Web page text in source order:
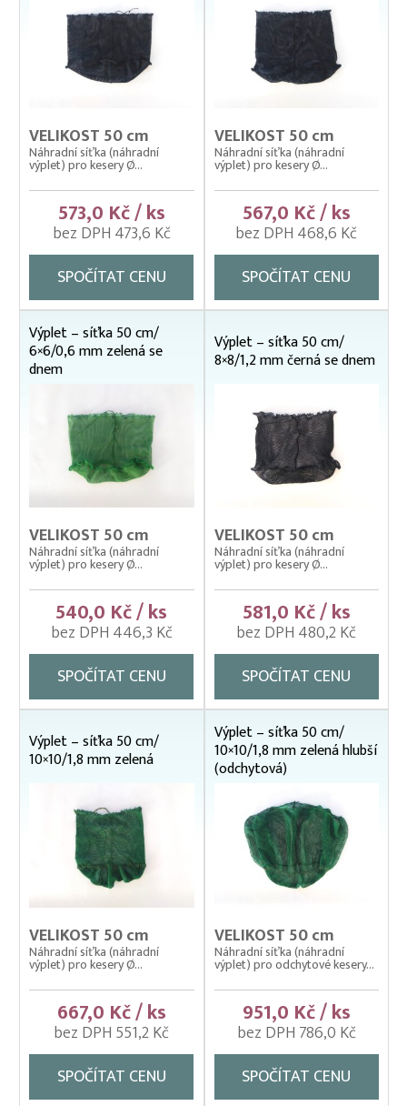
Kolíbky/haltýře – dvojitý plovoucí rám
Kolíbky/haltýře – jednoduchý plovoucí rám
Krycí sítě na kádě a bazény
Krycí sítě na sádky, rybníky a klecové chovy
Lodě pracovní
Lodní motory závěsné Honda
Násady na kesery a saky
Nevody
Nosítka na ryby, rukávy na nošení
Odchovné bazény a žlaby
Podložní sítě
Pomocné rybářské vybavení
Prubní ploty
Přebírka kaprová
Přepínací ploty
Přepravní bedny na ryby
Rukáv na vysazování
Rybářské pracovní oděvy
Třídička rybího plůdku
Váhy na ryby (trojnožka)
Vatky – zátahové sítě
Vatky sádkové zesílené
Vrhací sítě na ryby
Vzduchování
Zátahové sítě
Zpracovatelský/technologický stůl
VELIKOST 50 cm
Náhradní síťka (náhradní
výplet) pro kesery Ø...
573,0 Kč / ks
bez DPH 473,6 Kč
SPOČÍTAT CENU
VELIKOST 50 cm
Náhradní síťka (náhradní
výplet) pro kesery Ø...
567,0 Kč / ks
bez DPH 468,6 Kč
SPOČÍTAT CENU
Výplet – síťka 50 cm/
6×6/0,6 mm zelená se
dnem
VELIKOST 50 cm
Náhradní síťka (náhradní
výplet) pro kesery Ø...
540,0 Kč / ks
bez DPH 446,3 Kč
SPOČÍTAT CENU
Výplet – síťka 50 cm/
8×8/1,2 mm černá se dnem
VELIKOST 50 cm
Náhradní síťka (náhradní
výplet) pro kesery Ø...
581,0 Kč / ks
bez DPH 480,2 Kč
SPOČÍTAT CENU
Výplet – síťka 50 cm/
10×10/1,8 mm zelená
VELIKOST 50 cm
Náhradní síťka (náhradní
výplet) pro kesery Ø...
667,0 Kč / ks
bez DPH 551,2 Kč
SPOČÍTAT CENU
Výplet – síťka 50 cm/
10×10/1,8 mm zelená hlubší
(odchytová)
VELIKOST 50 cm
Náhradní síťka (náhradní
výplet) pro odchytové kesery...
951,0 Kč / ks
bez DPH 786,0 Kč
SPOČÍTAT CENU